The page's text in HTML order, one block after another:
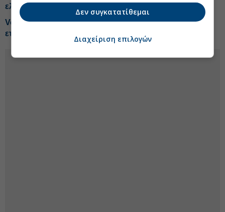
ελληνικούς δορυφόρους νέας γενιάς
Vodafone-ΔΕΗ: Στα 130 εκατ. το τίμημα για την κοινή
εταιρεία οπτικών ινών
Δεν συγκατατίθεμαι
Διαχείριση επιλογών